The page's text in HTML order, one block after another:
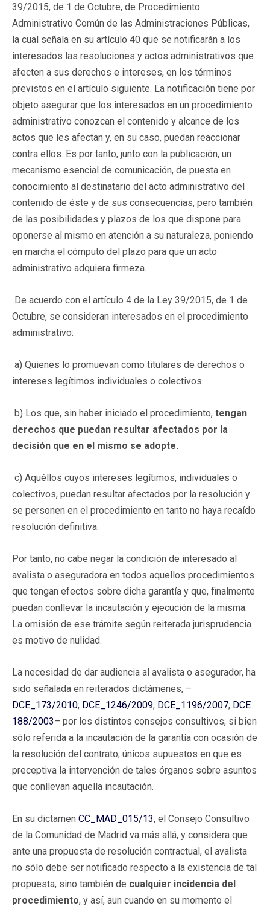
39/2015, de 1 de Octubre, de Procedimiento
Administrativo Común de las Administraciones Públicas,
la cual señala en su artículo 40 que se notificarán a los
interesados las resoluciones y actos administrativos que
afecten a sus derechos e intereses, en los términos
previstos en el artículo siguiente. La notificación tiene por
objeto asegurar que los interesados en un procedimiento
administrativo conozcan el contenido y alcance de los
actos que les afectan y, en su caso, puedan reaccionar
contra ellos. Es por tanto, junto con la publicación, un
mecanismo esencial de comunicación, de puesta en
conocimiento al destinatario del acto administrativo del
contenido de éste y de sus consecuencias, pero también
de las posibilidades y plazos de los que dispone para
oponerse al mismo en atención a su naturaleza, poniendo
en marcha el cómputo del plazo para que un acto
administrativo adquiera firmeza.
De acuerdo con el artículo 4 de la Ley 39/2015, de 1 de
Octubre, se consideran interesados en el procedimiento
administrativo:
a) Quienes lo promuevan como titulares de derechos o
intereses legítimos individuales o colectivos.
b) Los que, sin haber iniciado el procedimiento, tengan
derechos que puedan resultar afectados por la
decisión que en el mismo se adopte.
c) Aquéllos cuyos intereses legítimos, individuales o
colectivos, puedan resultar afectados por la resolución y
se personen en el procedimiento en tanto no haya recaído
resolución definitiva.
Por tanto, no cabe negar la condición de interesado al
avalista o aseguradora en todos aquellos procedimientos
que tengan efectos sobre dicha garantía y que, finalmente
puedan conllevar la incautación y ejecución de la misma.
La omisión de ese trámite según reiterada jurisprudencia
es motivo de nulidad.
La necesidad de dar audiencia al avalista o asegurador, ha
sido señalada en reiterados dictámenes, –
DCE_173/2010; DCE_1246/2009; DCE_1196/2007; DCE
188/2003– por los distintos consejos consultivos, si bien
sólo referida a la incautación de la garantía con ocasión de
la resolución del contrato, únicos supuestos en que es
preceptiva la intervención de tales órganos sobre asuntos
que conllevan aquella incautación.
En su dictamen CC_MAD_015/13, el Consejo Consultivo
de la Comunidad de Madrid va más allá, y considera que
ante una propuesta de resolución contractual, el avalista
no sólo debe ser notificado respecto a la existencia de tal
propuesta, sino también de cualquier incidencia del
procedimiento, y así, aun cuando en su momento el